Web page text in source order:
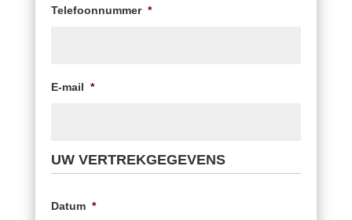
Telefoonnummer *
E-mail *
UW VERTREKGEGEVENS
Datum *